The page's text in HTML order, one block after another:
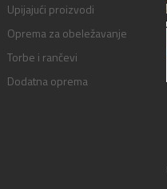
Upijajući proizvodi
Oprema za obeležavanje
Torbe i rančevi
Dodatna oprema